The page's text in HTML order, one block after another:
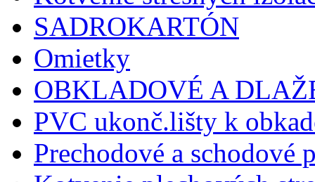
SADROKARTÓN
Omietky
OBKLADOVÉ A
PVC ukonč.lišty k
Prechodové a schodové